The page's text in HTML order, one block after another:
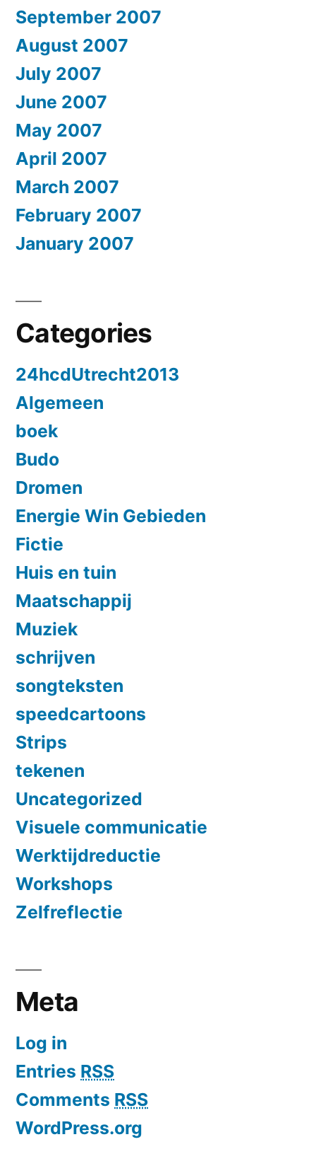
September 2007
August 2007
July 2007
June 2007
May 2007
April 2007
March 2007
February 2007
January 2007
Categories
24hcdUtrecht2013
Algemeen
boek
Budo
Dromen
Energie Win Gebieden
Fictie
Huis en tuin
Maatschappij
Muziek
schrijven
songteksten
speedcartoons
Strips
tekenen
Uncategorized
Visuele communicatie
Werktijdreductie
Workshops
Zelfreflectie
Meta
Log in
Entries RSS
Comments RSS
WordPress.org